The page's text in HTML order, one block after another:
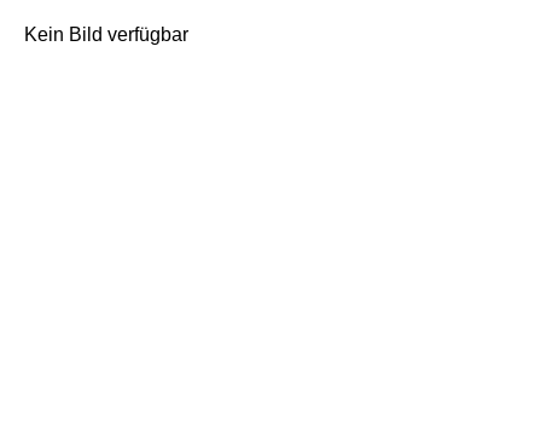
Kein Bild verfügbar